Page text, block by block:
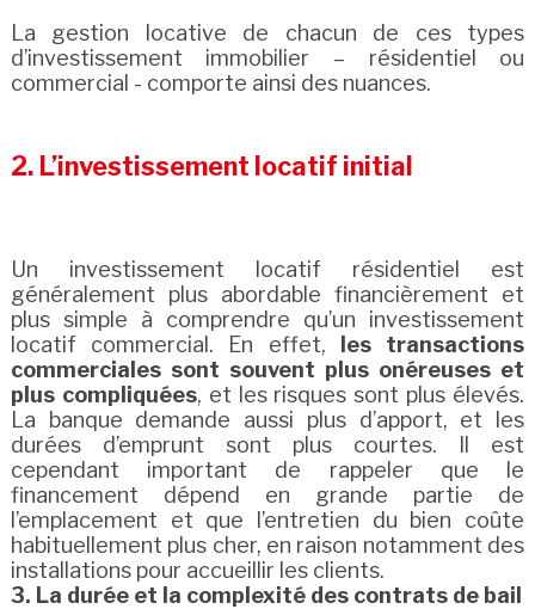
La gestion locative de chacun de ces types
d’investissement immobilier – résidentiel ou
commercial - comporte ainsi des nuances.
2. L’investissement locatif initial
Un investissement locatif résidentiel est
généralement plus abordable financièrement et
plus simple à comprendre qu’un investissement
locatif commercial. En effet,
les transactions
commerciales sont souvent plus onéreuses et
plus compliquées, et les risques sont plus élevés.
La banque demande aussi plus d’apport, et les
durées d’emprunt sont plus courtes. Il est
cependant important de rappeler que le
financement dépend en grande partie de
l’emplacement et que l’entretien du bien coûte
habituellement plus cher, en raison notamment des
installations pour accueillir les clients.
3. La durée et la complexité des contrats de bail